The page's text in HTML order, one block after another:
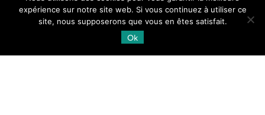
expérience sur notre site web. Si vous continuez à utiliser ce
site, nous supposerons que vous en êtes satisfait.
Ok